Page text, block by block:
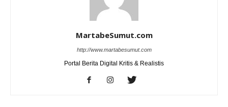
MartabeSumut.com
http://www.martabesumut.com
Portal Berita Digital Kritis & Realistis